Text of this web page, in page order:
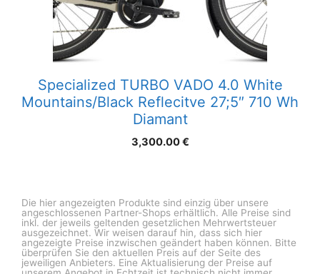
Specialized TURBO VADO 4.0 White
Mountains/Black Reflecitve 27;5″ 710 Wh
Diamant
3,300.00€
Die hier angezeigten Produkte sind einzig über unsere
angeschlossenen Partner-Shops erhältlich. Alle Preise sind
inkl. der jeweils geltenden gesetzlichen Mehrwertsteuer
ausgezeichnet. Wir weisen darauf hin, dass sich hier
angezeigte Preise inzwischen geändert haben können. Bitte
überprüfen Sie den aktuellen Preis auf der Seite des
jeweiligen Anbieters. Eine Aktualisierung der Preise auf